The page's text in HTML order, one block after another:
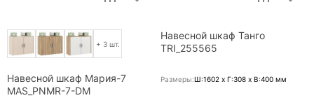
+ 3 шт.
Навесной шкаф Мария-7
MAS_PNMR-7-DM
Навесной шкаф Танго
TRI_255565
Размеры:Ш:1602 x Г:308 x В:400 мм